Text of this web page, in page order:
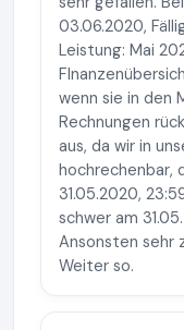
03.06.2020,
Leistung: Mai
wenn sie in den
Rechnungen
aus, da wir in
hochrechenbar,
31.05.2020,
schwer am
Ansonsten sehr
Weiter so.